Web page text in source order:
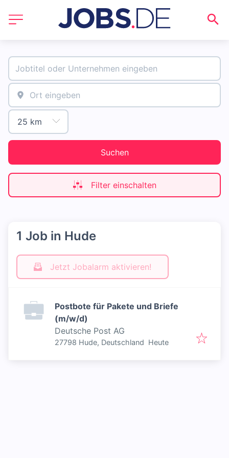
Suchen
Filter einschalten
1 Job in Hude
Jetzt Jobalarm aktivieren!
Postbote für Pakete und Briefe
(m/w/d)
Deutsche Post AG
27798 Hude, Deutschland Veröffentlicht
Heute